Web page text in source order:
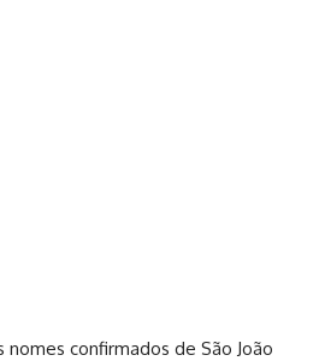
nomes confirmados de São João